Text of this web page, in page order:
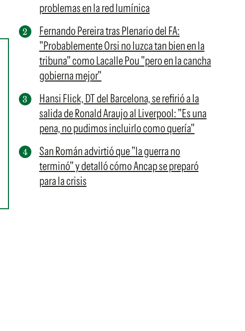
problemas en la red lumínica
Fernando Pereira tras Plenario del FA:
"Probablemente Orsi no luzca tan bien en la
tribuna" como Lacalle Pou "pero en la cancha
gobierna mejor"
Hansi Flick, DT del Barcelona, se refirió a la
salida de Ronald Araujo al Liverpool: "Es una
pena, no pudimos incluirlo como quería"
San Román advirtió que "la guerra no
terminó" y detalló cómo Ancap se preparó
para la crisis